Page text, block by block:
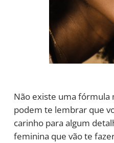
Não existe uma fórmula
podem te lembrar que
carinho para algum
feminina que vão te